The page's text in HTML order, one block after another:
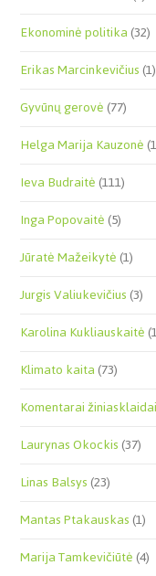
Ekonominė politika(32)
Erikas Marcinkevičius(1)
Gyvūnų gerovė(77)
Helga Marija Kauzonė
Ieva Budraitė(111)
Inga Popovaitė(5)
Jūratė Mažeikytė(1)
Jurgis Valiukevičius(3)
Karolina Kukliauskaitė
Klimato kaita(73)
Komentarai žiniasklaidai
Laurynas Okockis(37)
Linas Balsys(23)
Mantas Ptakauskas(1)
Marija Tamkevičiūtė(4)